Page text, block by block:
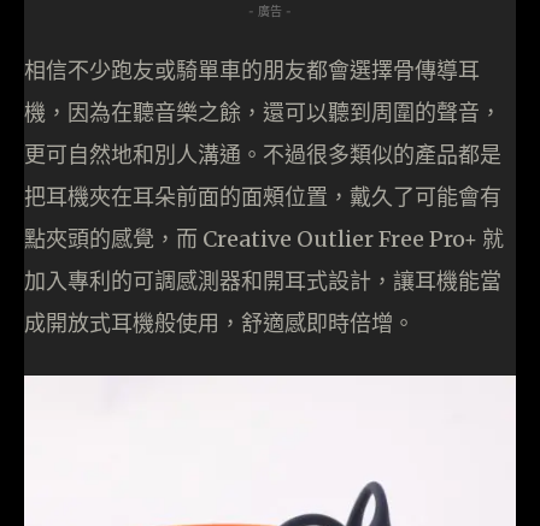
- 廣告 -
相信不少跑友或騎單車的朋友都會選擇骨傳導耳
機，因為在聽音樂之餘，還可以聽到周圍的聲音，
更可自然地和別人溝通。不過很多類似的產品都是
把耳機夾在耳朵前面的面頰位置，戴久了可能會有
點夾頭的感覺，而 Creative Outlier Free Pro+ 就
加入專利的可調感測器和開耳式設計，讓耳機能當
成開放式耳機般使用，舒適感即時倍增。